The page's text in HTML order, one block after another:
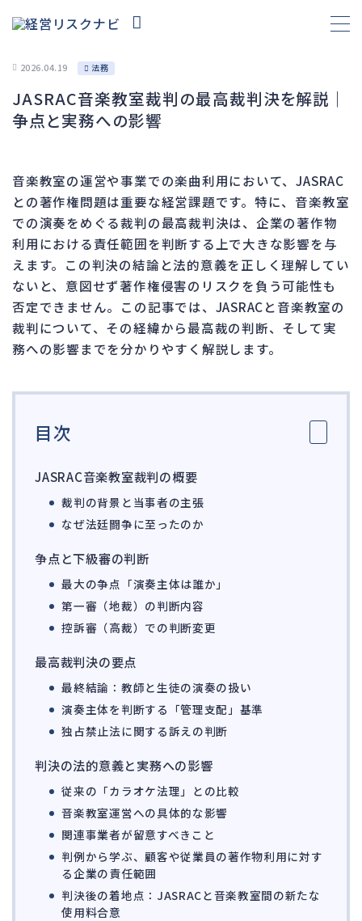
財務 657
資金繰り 192
資産売却 189
法務
差押・強制執行 225
法令違反・行政処分 312
訴訟・不正 282
損害賠償・知的財産 272
経営 157
人事労務
人件費 20
労働問題 266
労災・ハラスメント 144
事業運営 374
品質・リコール 49
情報漏洩・サイバー 256
事業再編 69
手続 664
私的整理 142
債権者対応 19
換価・競売 54
2026.04.19 法務
JASRAC音楽教室裁判の最高裁判決を解説｜
争点と実務への影響
音楽教室の運営や事業での楽曲利用において、JASRAC
との著作権問題は重要な経営課題です。特に、音楽教室
での演奏をめぐる裁判の最高裁判決は、企業の著作物
利用における責任範囲を判断する上で大きな影響を与
えます。この判決の結論と法的意義を正しく理解してい
ないと、意図せず著作権侵害のリスクを負う可能性も
否定できません。この記事では、JASRACと音楽教室の
裁判について、その経緯から最高裁の判断、そして実
務への影響までを分かりやすく解説します。
目次
JASRAC音楽教室裁判の概要
裁判の背景と当事者の主張
なぜ法廷闘争に至ったのか
争点と下級審の判断
最大の争点「演奏主体は誰か」
第一審（地裁）の判断内容
控訴審（高裁）での判断変更
最高裁判決の要点
最終結論：教師と生徒の演奏の扱い
演奏主体を判断する「管理支配」基準
独占禁止法に関する訴えの判断
判決の法的意義と実務への影響
従来の「カラオケ法理」との比較
音楽教室運営への具体的な影響
関連事業者が留意すべきこと
判例から学ぶ、顧客や従業員の著作物利用に対す
る企業の責任範囲
判決後の着地点：JASRACと音楽教室間の新たな
使用料合意